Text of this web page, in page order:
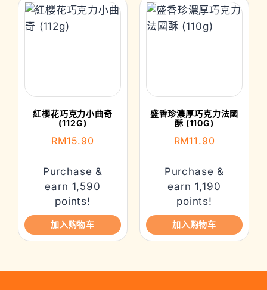
紅櫻花巧克力小曲奇
(112G)
RM15.90
Purchase &
earn 1,590
points!
加入购物车
盛香珍濃厚巧克力法國
酥 (110G)
RM11.90
Purchase &
earn 1,190
points!
加入购物车